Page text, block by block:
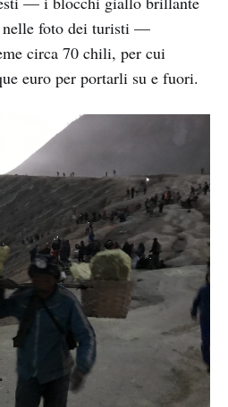
nelle foto dei turisti —
circa 70 chili, per cui
euro per portarli su e fuori.